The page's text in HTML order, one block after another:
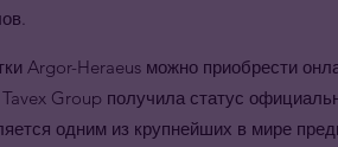
Argor-Heraeus можно приобрести
Group получила статус
одним из крупнейших в мире